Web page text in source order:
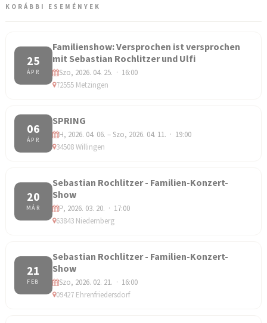
KORÁBBI ESEMÉNYEK
25
ÁPR
Familienshow: Versprochen ist versprochen
mit Sebastian Rochlitzer und Ulfi
Szo, 2026. 04. 25. · 16:00
72555 Metzingen
06
ÁPR
SPRING
H, 2026. 04. 06. – Szo, 2026. 04. 11. · 19:00
34508 Willingen
20
MÁR
Sebastian Rochlitzer - Familien-Konzert-
Show
P, 2026. 03. 20. · 17:00
63843 Niedernberg
21
FEB
Sebastian Rochlitzer - Familien-Konzert-
Show
Szo, 2026. 02. 21. · 16:00
09427 Ehrenfriedersdorf